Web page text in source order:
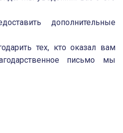
дополнительные
тех, кто оказал вам
письмо мы